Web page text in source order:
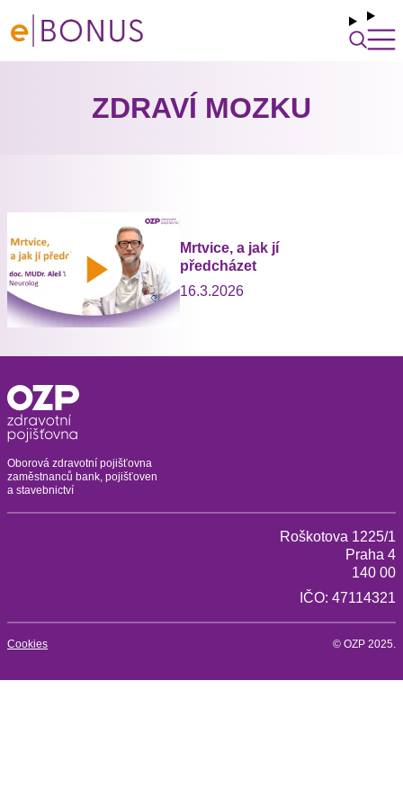
ZDRAVÍ MOZKU
Mrtvice, a jak jí
předcházet
16.3.2026
Oborová zdravotní pojišťovna
zaměstnanců bank, pojišťoven
a stavebnictví
Roškotova 1225/1
Praha 4
140 00
IČO: 47114321
Cookies © OZP 2025.